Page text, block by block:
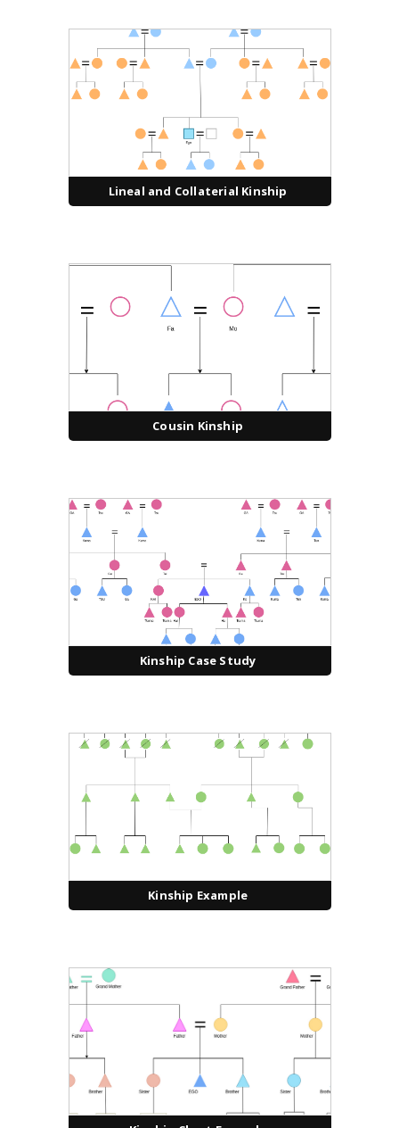
Lineal and Collaterial Kinship
Cousin Kinship
Kinship Case Study
Kinship Example